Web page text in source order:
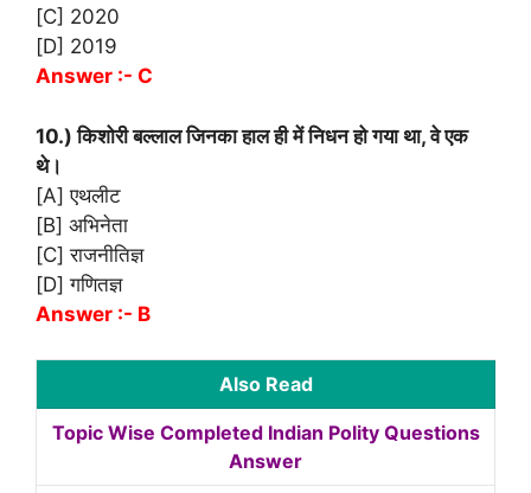
[C] 2020
[D] 2019
Answer :- C
10.) किशोरी बल्लाल जिनका हाल ही में निधन हो गया था, वे एक
थे।
[A] एथलीट
[B] अभिनेता
[C] राजनीतिज्ञ
[D] गणितज्ञ
Answer :- B
Also Read
Topic Wise Completed Indian Polity Questions
Answer